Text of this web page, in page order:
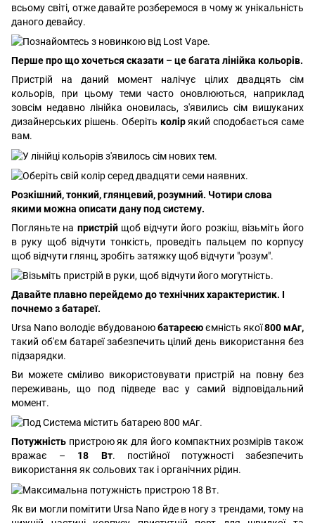
всьому світі, отже давайте розберемося в чому ж унікальність
даного девайсу.
Перше про що хочеться сказати – це багата лінійка кольорів.
Пристрій на даний момент налічує цілих двадцять сім
кольорів, при цьому теми часто оновлюються, наприклад
зовсім недавно лінійка оновилась, з'явились сім вишуканих
дизайнерських рішень. Оберіть колірякий сподобається саме
вам.
Розкішний, тонкий, глянцевий, розумний. Чотири слова
якими можна описати дану под систему.
Погляньте на пристрій щоб відчути його розкіш, візьміть його
в руку щоб відчути тонкість, проведіть пальцем по корпусу
щоб відчути глянц, зробіть затяжку щоб відчути "розум".
Давайте плавно перейдемо до технічних характеристик. І
почнемо з батареї.
Ursa Nano володіє вбудованоюбатареєюємність якої800 мАг,
такий об'єм батареї забезпечить цілий день використання без
підзарядки.
Ви можете сміливо використовувати пристрій на повну без
переживань, що под підведе вас у самий відповідальний
момент.
Потужність пристрою як для його компактних розмірів також
вражає – 18 Вт. постійної потужності забезпечить
використання як сольових так і органічних рідин.
Як ви могли помітити Ursa Nano йде в ногу з трендами, тому на